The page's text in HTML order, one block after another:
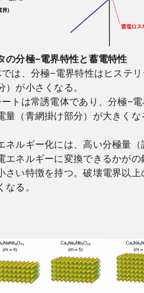
の分極−電界特性と蓄電特性
では、分極−電界特性はヒステ
が小さくなる。
ートは常誘電体であり、分極−
量（青網掛け部分）が大きくな
ネルギー化には、高い分極量
エネルギーに変換できるかが
さい特徴を持つ。破壊電界以
なる。